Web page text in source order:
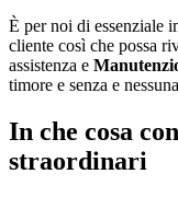
È per noi di essenziale
cliente così che possa
assistenza e
timore e senza e
In che cosa
straordinari